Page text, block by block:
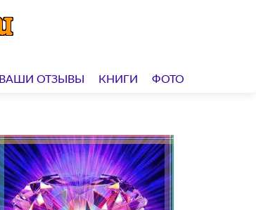
ВАШИ ОТЗЫВЫ КНИГИ ФОТО